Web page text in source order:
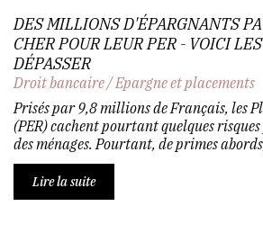
DES MILLIONS D'ÉPARGNANTS
CHER POUR LEUR PER - VOICI
DÉPASSER
Droit bancaire/Epargne et placements
Prisés par 9,8 millions de Français, les
(PER) cachent pourtant quelques
des ménages. Pourtant, de primes
Lire la suite